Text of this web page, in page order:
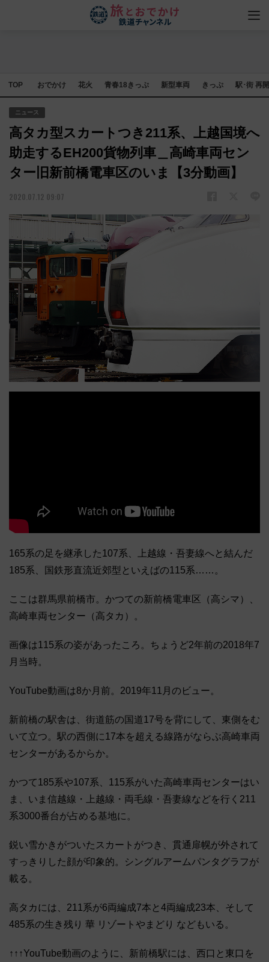
TOP おでかけ 花火 青春18きっぷ 新型車両 きっぷ 駅･街 再
ニュース
高タカ型スカートつき211系、上越国境へ
助走するEH200貨物列車＿高崎車両セン
ター旧新前橋電車区のいま【3分動画】
2020.07.12 09:07
165系の足を継承した107系、上越線・吾妻線へと結んだ
185系、国鉄形直流近郊型といえばの115系……。
ここは群馬県前橋市。かつての新前橋電車区（高シマ）、
高崎車両センター（高タカ）。
画像は115系の姿があったころ。ちょうど2年前の2018年7
月当時。
YouTube動画は8か月前。2019年11月のビュー。
新前橋の駅舎は、街道筋の国道17号を背にして、東側をむ
いて立つ。駅の西側に17本を超える線路がならぶ高崎車両
センターがあるからか。
かつて185系や107系、115系がいた高崎車両センターはい
ま、いま信越線・上越線・両毛線・吾妻線などを行く211
系3000番台が占める基地に。
鋭い雪かきがついたスカートがつき、貫通扉幌が外されて
すっきりした顔が印象的。シングルアームパンタグラフが
載る。
高タカには、211系が6両編成7本と4両編成23本、そして
485系の生き残り 華 リゾートやまどり などもいる。
↑↑↑YouTube動画のように、新前橋駅には、西口と東口を